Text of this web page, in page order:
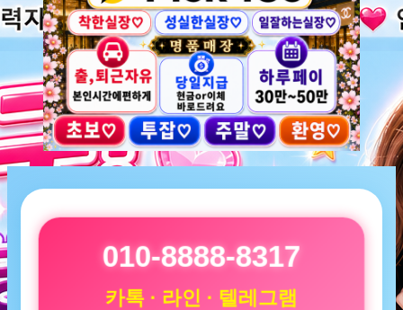
010-8888-8317
카톡 · 라인 · 텔레그램